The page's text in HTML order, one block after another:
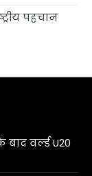
पहचान
वर्ल्ड U20